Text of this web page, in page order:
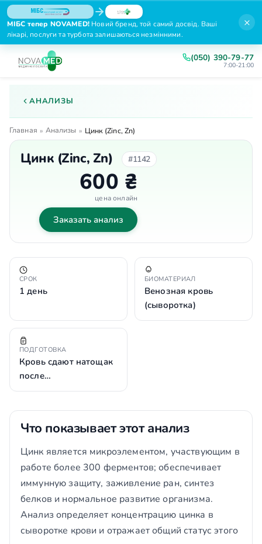
МІБС тепер NOVAMED!Новий бренд, той самий досвід. Ваші
лікарі, послуги та турбота залишаються незмінними.
×
(050) 390-79-77
7:00-21:00
АНАЛИЗЫ
Главная » Анализы » Цинк (Zinc, Zn)
Цинк (Zinc, Zn) #1142
600 ₴
цена онлайн
Заказать анализ
СРОК
1 день
БИОМАТЕРИАЛ
Венозная кровь
(сыворотка)
ПОДГОТОВКА
Кровь сдают натощак
после…
Что показывает этот анализ
Цинк является микроэлементом, участвующим в
работе более 300 ферментов; обеспечивает
иммунную защиту, заживление ран, синтез
белков и нормальное развитие организма.
Анализ определяет концентрацию цинка в
сыворотке крови и отражает общий статус этого